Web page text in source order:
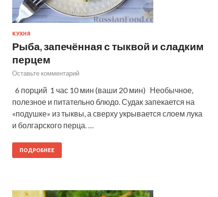
КУХНЯ
Рыба, запечённая с тыквой и сладким
перцем
Оставьте комментарий
6 порций 1 час 10 мин (ваши 20 мин) Необычное,
полезное и питательно блюдо. Судак запекается на
«подушке» из тыквы, а сверху укрывается слоем лука
и болгарского перца. …
ПОДРОБНЕЕ